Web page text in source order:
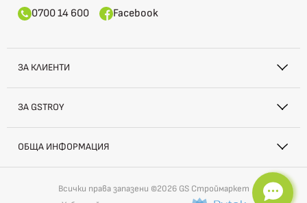
0700 14 600 Facebook
ЗА КЛИЕНТИ
ЗА GSTROY
ОБЩА ИНФОРМАЦИЯ
Всички права запазени ©2026 GS Строймаркет